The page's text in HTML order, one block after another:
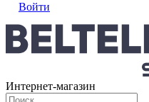
Войти
Интернет-магазин